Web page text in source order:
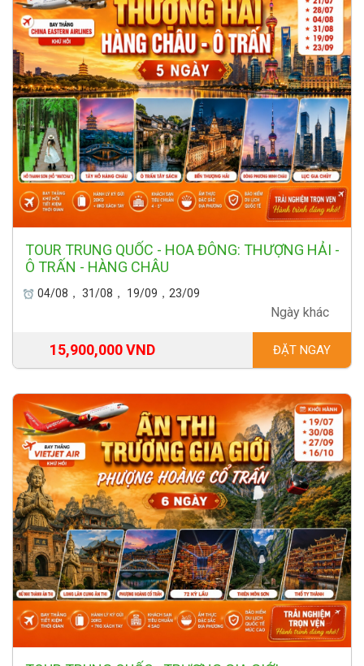
TOUR TRUNG QUỐC - HOA ĐÔNG: THƯỢNG HẢI -
Ô TRẤN - HÀNG CHÂU
04/08， 31/08， 19/09，23/09
Ngày khác
15,900,000 VND ĐẶT NGAY